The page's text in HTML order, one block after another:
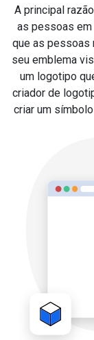
A principal
as pessoas em
que as pessoas
seu emblema
um logotipo
criador de
criar um